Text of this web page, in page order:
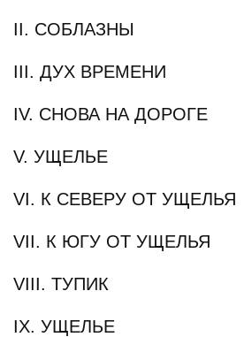
II. СОБЛАЗНЫ
III. ДУХ ВРЕМЕНИ
IV. СНОВА НА ДОРОГЕ
V. УЩЕЛЬЕ
VI. К СЕВЕРУ ОТ УЩЕЛЬЯ
VII. К ЮГУ ОТ УЩЕЛЬЯ
VIII. ТУПИК
IX. УЩЕЛЬЕ